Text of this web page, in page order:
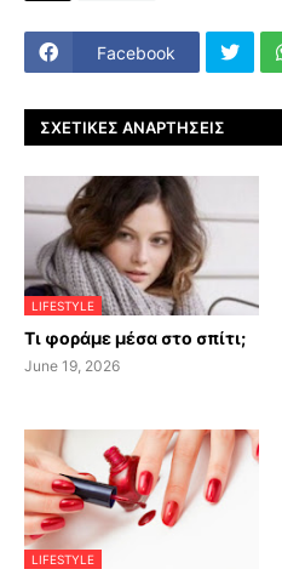
Facebook
ΣΧΕΤΙΚΈΣ ΑΝΑΡΤΉΣΕΙΣ
LIFESTYLE
Τι φοράμε μέσα στο σπίτι;
June 19, 2026
LIFESTYLE